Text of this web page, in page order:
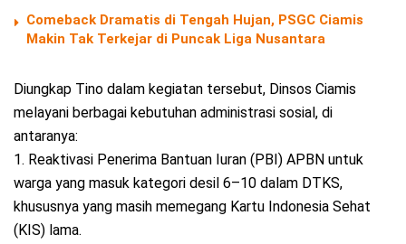
Comeback Dramatis di Tengah Hujan, PSGC Ciamis
Makin Tak Terkejar di Puncak Liga Nusantara
Diungkap Tino dalam kegiatan tersebut, Dinsos Ciamis
melayani berbagai kebutuhan administrasi sosial, di
antaranya:
1. Reaktivasi Penerima Bantuan Iuran (PBI) APBN untuk
warga yang masuk kategori desil 6–10 dalam DTKS,
khususnya yang masih memegang Kartu Indonesia Sehat
(KIS) lama.